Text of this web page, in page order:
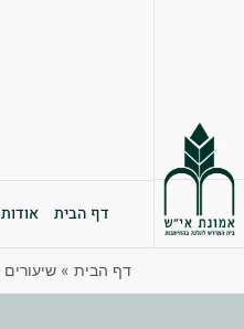
דף הבית אודות
דף הבית » שיעורים